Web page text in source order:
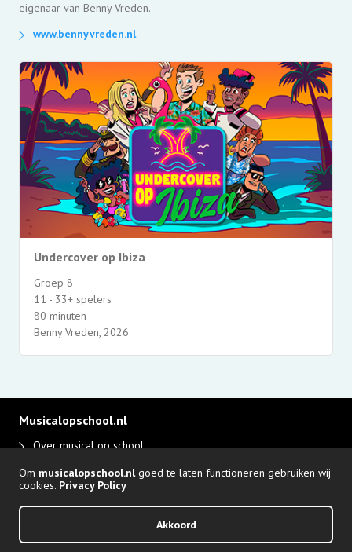
eigenaar van Benny Vreden.
www.bennyvreden.nl
Undercover op Ibiza
Groep 8
11 - 33+ spelers
80 minuten
Benny Vreden, 2026
Om musicalopschool.nlgoed te laten functioneren gebruiken wij
cookies. Privacy Policy
Akkoord
Musicalopschool.nl
Over musical op school
Adverteren
Login Producent